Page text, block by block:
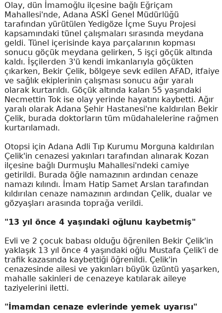
Olay, dün İmamoğlu ilçesine bağlı Eğriçam
Mahallesi'nde, Adana ASKİ Genel Müdürlüğü
tarafından yürütülen Yedigöze İçme Suyu Projesi
kapsamındaki tünel çalışmaları sırasında meydana
geldi. Tünel içerisinde kaya parçalarının kopması
sonucu göçük meydana gelirken, 5 işçi göçük altında
kaldı. İşçilerden 3'ü kendi imkanlarıyla göçükten
çıkarken, Bekir Çelik, bölgeye sevk edilen AFAD, itfaiye
ve sağlık ekiplerinin çalışması sonucu ağır yaralı
olarak kurtarıldı. Göçük altında kalan 55 yaşındaki
Necmettin Tok ise olay yerinde hayatını kaybetti. Ağır
yaralı olarak Adana Şehir Hastanesi'ne kaldırılan Bekir
Çelik, burada doktorların tüm müdahalelerine rağmen
kurtarılamadı.
Otopsi için Adana Adli Tıp Kurumu Morguna kaldırılan
Çelik'in cenazesi yakınları tarafından alınarak Kozan
ilçesine bağlı Durmuşlu Mahallesi'ndeki camiye
getirildi. Burada öğle namazının ardından cenaze
namazı kılındı. İmam Hatip Samet Arslan tarafından
kıldırılan cenaze namazının ardından Çelik, dualar ve
gözyaşları arasında toprağa verildi.
"13 yıl önce 4 yaşındaki oğlunu kaybetmiş"
Evli ve 2 çocuk babası olduğu öğrenilen Bekir Çelik'in
yaklaşık 13 yıl önce 4 yaşındaki oğlu Mustafa Çelik'i de
trafik kazasında kaybettiği öğrenildi. Çelik'in
cenazesinde ailesi ve yakınları büyük üzüntü yaşarken,
mahalle sakinleri de cenazeye katılarak aileye
taziyelerini iletti.
"İmamdan cenaze evlerinde yemek uyarısı"